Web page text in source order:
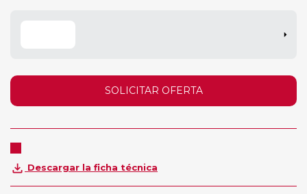
SOLICITAR OFERTA
Descargar la ficha técnica